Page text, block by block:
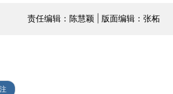
责任编辑：陈慧颖 | 版面编辑：张柘